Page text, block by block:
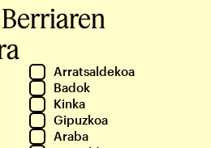
Arratsaldekoa
Badok
Kinka
Gipuzkoa
Araba